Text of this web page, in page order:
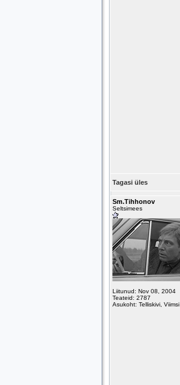
Tagasi üles
Sm.Tihhonov
Seltsimees
Liitunud: Nov 08, 2004
Teateid: 2787
Asukoht: Telliskivi, Viimsi